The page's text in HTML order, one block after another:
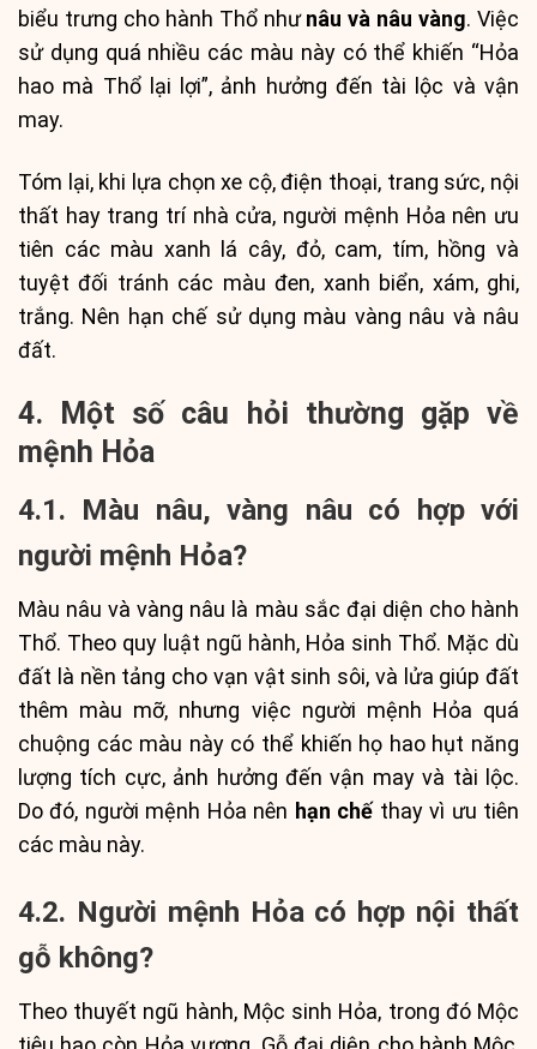
biểu trưng cho hành Thổ nhưnâu và nâu vàng. Việc
sử dụng quá nhiều các màu này có thể khiến “Hỏa
hao mà Thổ lại lợi”, ảnh hưởng đến tài lộc và vận
may.
Tóm lại, khi lựa chọn xe cộ, điện thoại, trang sức, nội
thất hay trang trí nhà cửa, người mệnh Hỏa nên ưu
tiên các màu xanh lá cây, đỏ, cam, tím, hồng và
tuyệt đối tránh các màu đen, xanh biển, xám, ghi,
trắng. Nên hạn chế sử dụng màu vàng nâu và nâu
đất.
4. Một số câu hỏi thường gặp về
mệnh Hỏa
4.1. Màu nâu, vàng nâu có hợp với
người mệnh Hỏa?
Màu nâu và vàng nâu là màu sắc đại diện cho hành
Thổ. Theo quy luật ngũ hành, Hỏa sinh Thổ. Mặc dù
đất là nền tảng cho vạn vật sinh sôi, và lửa giúp đất
thêm màu mỡ, nhưng việc người mệnh Hỏa quá
chuộng các màu này có thể khiến họ hao hụt năng
lượng tích cực, ảnh hưởng đến vận may và tài lộc.
Do đó, người mệnh Hỏa nên hạn chếthay vì ưu tiên
các màu này.
4.2. Người mệnh Hỏa có hợp nội thất
gỗ không?
Theo thuyết ngũ hành, Mộc sinh Hỏa, trong đó Mộc